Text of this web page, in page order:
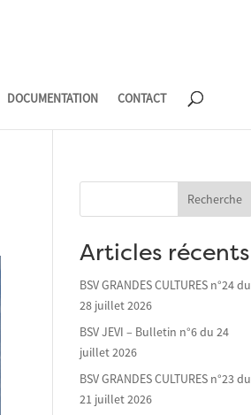
DOCUMENTATION CONTACT
Recherche
Articles récents
BSV GRANDES CULTURES n°24 du
28 juillet 2026
BSV JEVI – Bulletin n°6 du 24
juillet 2026
BSV GRANDES CULTURES n°23 du
21 juillet 2026